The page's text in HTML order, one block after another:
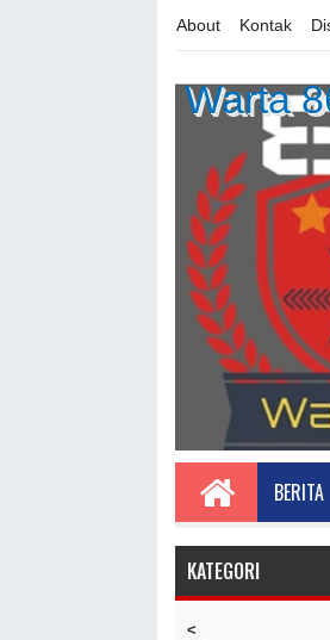
About Kontak
Warta
BERITA
KATEGORI
<